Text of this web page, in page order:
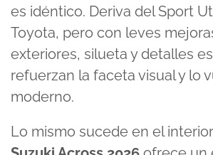
es idéntico. Deriva del Sport
Toyota, pero con leves
exteriores, silueta y detalles
refuerzan la faceta visual y lo
moderno.
Lo mismo sucede en el